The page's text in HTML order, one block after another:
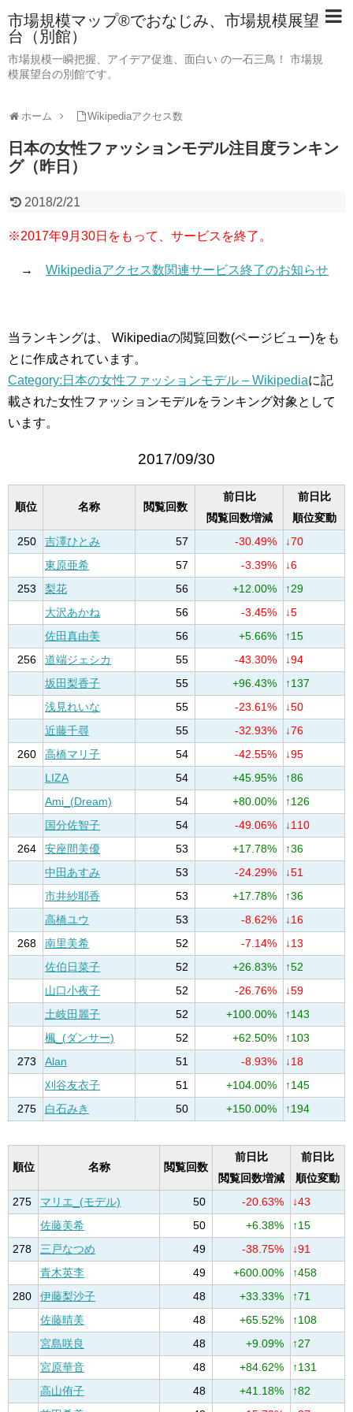
市場規模マップ®でおなじみ、市場規模展望
台（別館）
市場規模一瞬把握、アイデア促進、面白い の一石三鳥！ 市場規
模展望台の別館です。
ホーム Wikipediaアクセス数
日本の女性ファッションモデル注目度ランキン
グ（昨日）
2018/2/21
※2017年9月30日をもって、サービスを終了。
→ Wikipediaアクセス数関連サービス終了のお知らせ
当ランキングは、 Wikipediaの閲覧回数(ページビュー)をも
とに作成されています。
Category:日本の女性ファッションモデル – Wikipediaに記
載された女性ファッションモデルをランキング対象として
います。
2017/09/30
順位 名称 閲覧回数
前日比
閲覧回数増減
前日比
順位変動
250
吉澤ひとみ 57 -30.49%
↓70
東原亜希
57 -3.39%
↓6
253
梨花 56 +12.00%
↑29
大沢あかね
56 -3.45%
↓5
佐田真由美
56 +5.66%
↑15
256
道端ジェシカ 55 -43.30%
↓94
坂田梨香子
55 +96.43%
↑137
浅見れいな
55 -23.61%
↓50
近藤千尋
55 -32.93%
↓76
260
高橋マリ子 54 -42.55%
↓95
LIZA
54 +45.95%
↑86
Ami_(Dream)
54 +80.00%
↑126
国分佐智子
54 -49.06%
↓110
264
安座間美優 53 +17.78%
↑36
中田あすみ
53 -24.29%
↓51
市井紗耶香
53 +17.78%
↑36
高橋ユウ
53 -8.62%
↓16
268
南里美希 52 -7.14%
↓13
佐伯日菜子
52 +26.83%
↑52
山口小夜子
52 -26.76%
↓59
土岐田麗子
52 +100.00%
↑143
楓_(ダンサー)
52 +62.50%
↑103
273
Alan 51 -8.93%
↓18
刈谷友衣子
51 +104.00%
↑145
275
白石みき 50 +150.00% ↑194
順位 名称 閲覧回数
前日比
閲覧回数増減
前日比
順位変動
275
マリエ_(モデル) 50 -20.63%
↓43
佐藤美希
50 +6.38%
↑15
278
三戸なつめ 49 -38.75%
↓91
青木英李
49 +600.00%
↑458
280
伊藤梨沙子 48 +33.33%
↑71
佐藤晴美
48 +65.52%
↑108
宮島咲良
48 +9.09%
↑27
宮原華音
48 +84.62%
↑131
高山侑子
48 +41.18%
↑82